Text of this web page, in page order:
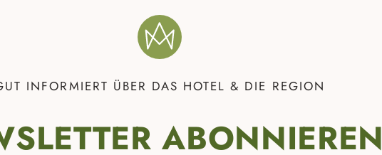
INFORMIERT ÜBER DAS HOTEL & DIE REGION
ABONNIEREN